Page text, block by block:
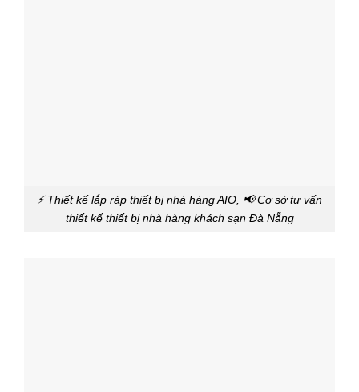
⚡ Thiết kế lắp ráp thiết bị nhà hàng AIO, 📢 Cơ sở tư vấn
thiết kế thiết bị nhà hàng khách sạn Đà Nẵng